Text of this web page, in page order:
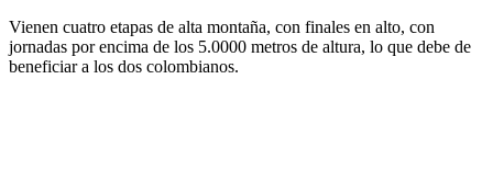
Vienen cuatro etapas de alta montaña, con finales en alto, con
jornadas por encima de los 5.0000 metros de altura, lo que debe de
beneficiar a los dos colombianos.